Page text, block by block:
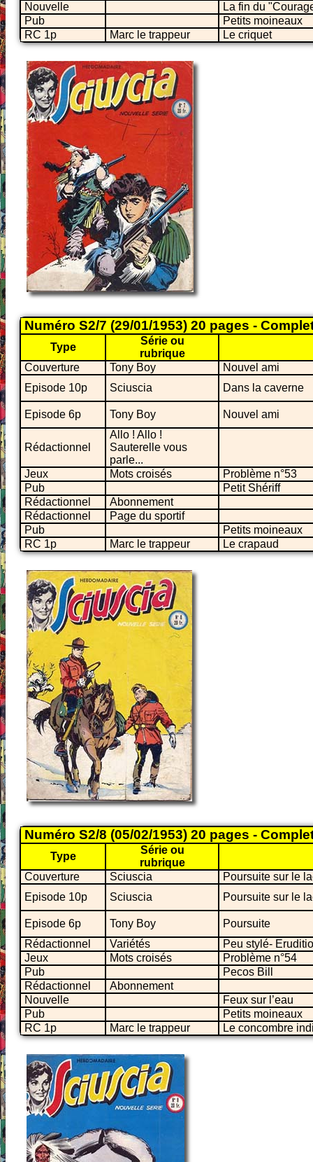
Nouvelle
La fin du
Pub
Petits moineaux
RC 1p
Marc le trappeur Le criquet
Numéro S2/7 (29/01/1953) 20 pages -
Type
Série ou
rubrique
Couverture
Tony Boy
Nouvel ami
Episode 10p
Sciuscia Dans la caverne
Episode 6p Tony Boy Nouvel ami
Rédactionnel
Allo ! Allo !
Sauterelle vous
parle...
Jeux
Mots croisés
Problème n°53
Pub
Petit Shériff
Rédactionnel
Abonnement
Rédactionnel
Page du sportif
Pub
Petits moineaux
RC 1p
Marc le trappeur Le crapaud
Numéro S2/8 (05/02/1953) 20 pages -
Type
Série ou
rubrique
Couverture
Sciuscia
Poursuite sur le
Episode 10p
Sciuscia Poursuite sur le
Episode 6p Tony Boy
Poursuite
Rédactionnel
Variétés
Peu stylé-
Jeux
Mots croisés
Problème n°54
Pub
Pecos Bill
Rédactionnel
Abonnement
Nouvelle
Feux sur l’eau
Pub
Petits moineaux
RC 1p
Marc le trappeur Le concombre